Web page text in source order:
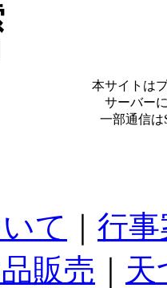
本サイトは
サーバー
一部通信は
て
行
販売
天